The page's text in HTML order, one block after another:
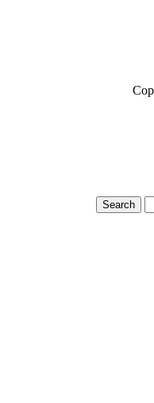
Search